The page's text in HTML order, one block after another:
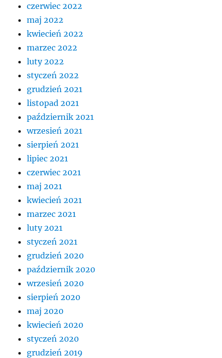
czerwiec 2022
maj 2022
kwiecień 2022
marzec 2022
luty 2022
styczeń 2022
grudzień 2021
listopad 2021
październik 2021
wrzesień 2021
sierpień 2021
lipiec 2021
czerwiec 2021
maj 2021
kwiecień 2021
marzec 2021
luty 2021
styczeń 2021
grudzień 2020
październik 2020
wrzesień 2020
sierpień 2020
maj 2020
kwiecień 2020
styczeń 2020
grudzień 2019